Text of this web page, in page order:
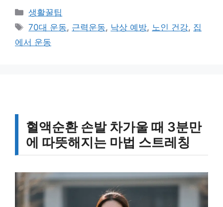
카
테
리
생활꿀팁
태
그
70대 운동, 근력운동, 낙상 예방, 노인 건강, 집
에서 운동
혈액순환 손발 차가울 때 3분만
에 따뜻해지는 마법 스트레칭